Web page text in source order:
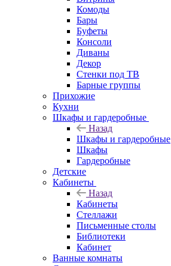
Комоды
Бары
Буфеты
Консоли
Диваны
Декор
Стенки под ТВ
Барные группы
Прихожие
Кухни
Шкафы и гардеробные
Назад
Шкафы и гардеробные
Шкафы
Гардеробные
Детские
Кабинеты
Назад
Кабинеты
Стеллажи
Письменные столы
Библиотеки
Кабинет
Ванные комнаты